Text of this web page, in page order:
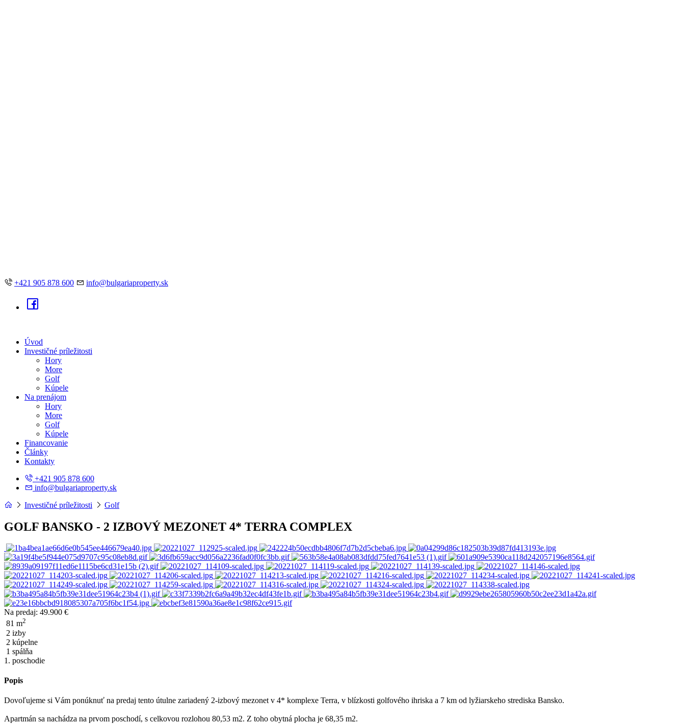
+421 905 878 600 info@bulgariaproperty.sk
Úvod
Investičné príležitosti
Hory
More
Golf
Kúpele
Na prenájom
Hory
More
Golf
Kúpele
Financovanie
Články
Kontakty
+421 905 878 600
info@bulgariaproperty.sk
Investičné príležitosti
Golf
GOLF BANSKO - 2 IZBOVÝ MEZONET 4* TERRA COMPLEX
Na predaj: 49.900 €
81 m2
2 izby
2 kúpelne
1 spálňa
1. poschodie
Popis
Dovoľujeme si Vám ponúknuť na predaj tento útulne zariadený 2-izbový mezonet v 4* komplexe Terra, v blízkosti golfového ihriska a 7 km od lyžiarskeho strediska Bansko.
Apartmán sa nachádza na prvom poschodí, s celkovou rozlohou 80,53 m2. Z toho obytná plocha je 68,35 m2.